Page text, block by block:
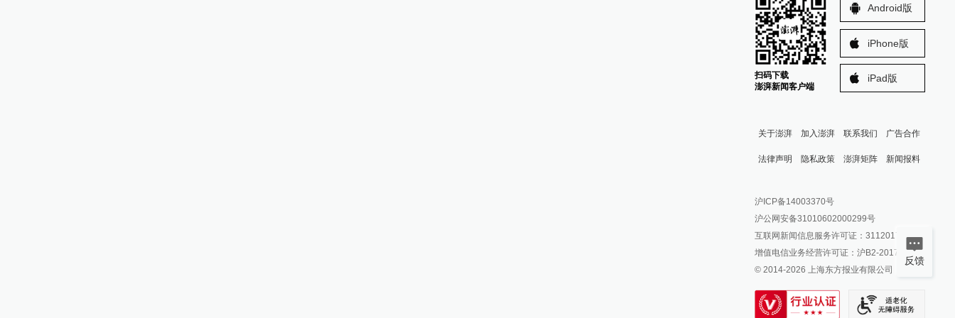
扫码下载
澎湃新闻客户端
Android版
iPhone版
iPad版
关于澎湃 加入澎湃 联系我们 广告合作
法律声明 隐私政策 澎湃矩阵
澎湃新闻公众号
澎湃新闻抖音号
派生万物开放平台
IP SHANGHAI
SIXTH TONE
新闻报料
报料邮箱: news@thepaper.cn
沪ICP备14003370号
沪公网安备31010602000299号
互联网新闻信息服务许可证：31120170006
增值电信业务经营许可证：沪B2-2017116
© 2014-2026 上海东方报业有限公司
反馈